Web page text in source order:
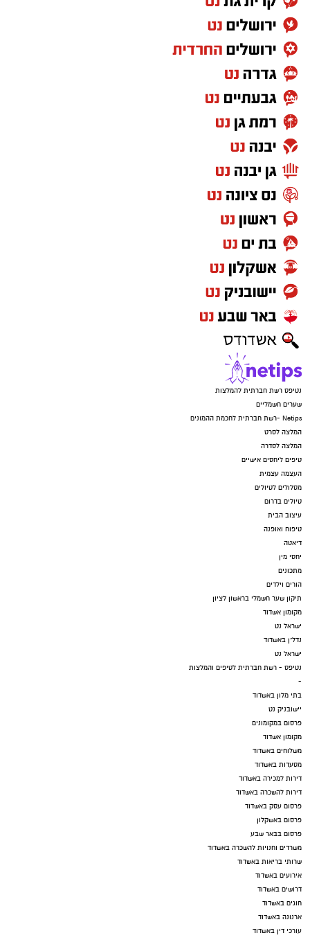
נטיפס רשת חברתית להמלצות
שערים חשמליים
Netips -רשת חברתית לחכמת ההמונים
המלצה לסרט
המלצה לסדרה
טיפים ליחסים אישיים
העצמה עצמית
מסלולים לטיולים
טיולים בדרום
עיצוב הבית
טיפוח ואופנה
דיאטה
יחסי מין
מתכונים
הורים וילדים
תיקון שער חשמלי בראשון לציון
מקומון אשדוד
ישראל נט
נדל"ן באשדוד
ישראל נט
נטיפס - רשת חברתית לטיפים והמלצות
-
בתי מלון באשדוד
יישובניק נט
פרסום במקומונים
מקומון אשדוד
משלוחים באשדוד
מסעדות באשדוד
דירות למכירה באשדוד
דירות להשכרה באשדוד
פרסום עסק באשדוד
פרסום באשקלון
פרסום בבאר שבע
משרדים וחנויות להשכרה באשדוד
שרותי בריאות באשדוד
אירועים באשדוד
דרושים באשדוד
חוגים באשדוד
ארנונה באשדוד
עורכי דין באשדוד